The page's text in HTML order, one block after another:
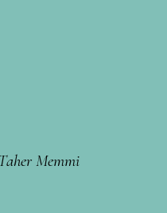
Memmi